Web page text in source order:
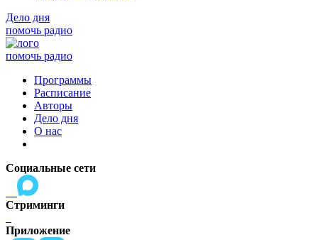
Дело дня
помочь радио
помочь радио
Программы
Расписание
Авторы
Дело дня
О нас
Социальные сети
Стриминги
Приложение